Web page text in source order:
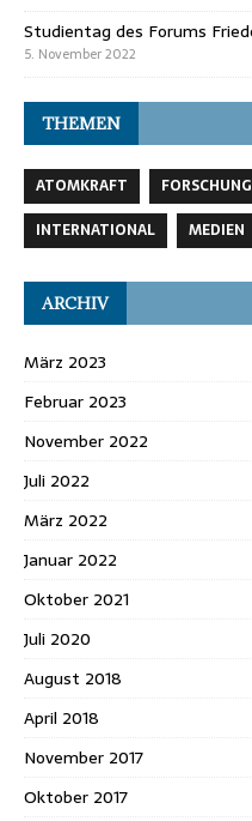
Studientag des Forums
5. November 2022
THEMEN
ATOMKRAFT FORSCHUNG
INTERNATIONAL
MEDIEN
ARCHIV
März 2023
Februar 2023
November 2022
Juli 2022
März 2022
Januar 2022
Oktober 2021
Juli 2020
August 2018
April 2018
November 2017
Oktober 2017